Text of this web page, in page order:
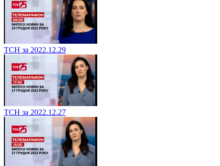
ТСН за 2022.12.29
ТСН за 2022.12.27